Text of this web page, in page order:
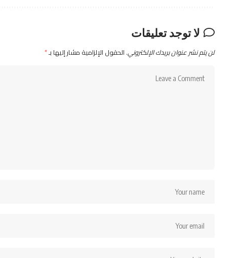
لا توجد تعليقات
لن يتم نشر عنوان بريدك الإلكتروني. الحقول الإلزامية مشار إليها بـ*